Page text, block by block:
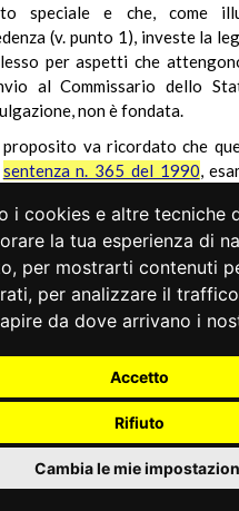
i cookies e altre tecniche
la tua esperienza di
per mostrarti contenuti
per analizzare il
da dove arrivano i
Accetto
Rifiuto
Cambia le mie
speciale e che, come
(v. punto 1), investe la
per aspetti che
al Commissario dello
non è fondata.
proposito va ricordato che
sentenza n. 365 del 1990,
art. 28 dello statuto
che l'inosservanza del
previsto dal suindicato
per l'invio della
non produce se non
della legge
dall'ulteriore giorno
legge stessa". Da tale
anche in occasione
ora sollevata in
dello statuto - deriva